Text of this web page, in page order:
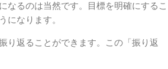
なるのは当然です。目標を明確にするこ
になります。
り返ることができます。この「振り返